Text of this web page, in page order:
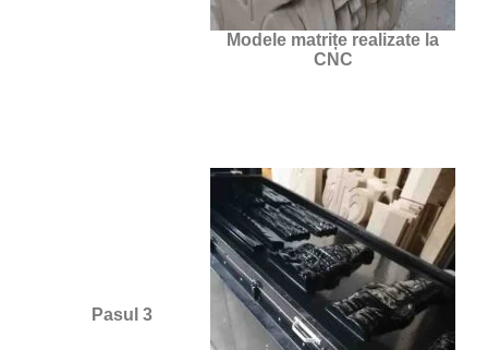
Modele matrițe realizate la
CNC
Pasul 3